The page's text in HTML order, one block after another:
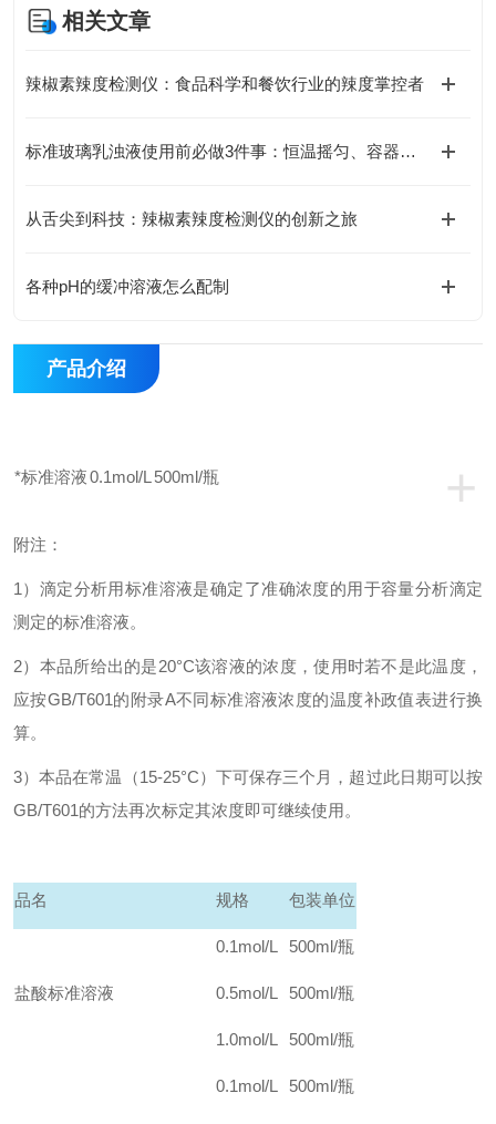
相关文章
辣椒素辣度检测仪：食品科学和餐饮行业的辣度掌控者
标准玻璃乳浊液使用前必做3件事：恒温摇匀、容器清洁，避免引入人为测量误差
从舌尖到科技：辣椒素辣度检测仪的创新之旅
各种pH的缓冲溶液怎么配制
产品介绍
+
*标准溶液0.1mol/L 500ml/瓶
附注：
1 ）滴定分析用标准溶液是确定了准确浓度的用于容量分析滴定
测定的标准溶液。
2）本品所给出的是20°C该溶液的浓度，使用时若不是此温度，
应按GB/T601的附录A不同标准溶液浓度的温度补政值表进行换
算。
3）本品在常温（15-25°C）下可保存三个月，超过此日期可以按
GB/T601的方法再次标定其浓度即可继续使用。
品名 规格 包装单位
盐酸标准溶液
0.1mol/L 500ml/瓶
0.5mol/L 500ml/瓶
1.0mol/L 500ml/瓶
0.1mol/L 500ml/瓶